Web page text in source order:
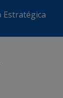
Estratégica